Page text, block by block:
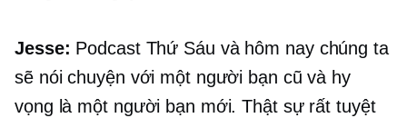
Jesse: Podcast Thứ Sáu và hôm nay chúng ta
sẽ nói chuyện với một người bạn cũ và hy
vọng là một người bạn mới. Thật sự rất tuyệt